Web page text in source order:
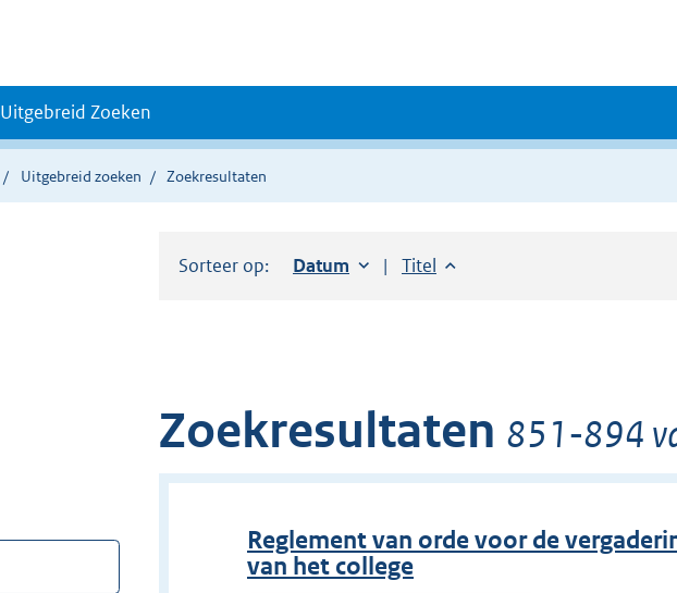
Uitgebreid Zoeken
Uitgebreid zoeken Zoekresultaten
Sorteer op: Sorteer op:
Datum oplopendSorteer op:
Titel oplopend
Zoekresultaten 851-894
Reglement van orde voor de
van het college